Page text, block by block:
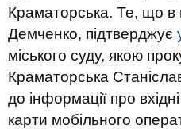
Краматорська. Те, що в
Демченко, підтверджує
міського суду, якою
Краматорська
до інформації про
карти мобільного